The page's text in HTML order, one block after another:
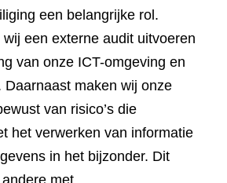
een belangrijke rol.
een externe audit uitvoeren
van onze ICT-omgeving en
Daarnaast maken wij onze
van risico’s die
het verwerken van informatie
in het bijzonder. Dit
met